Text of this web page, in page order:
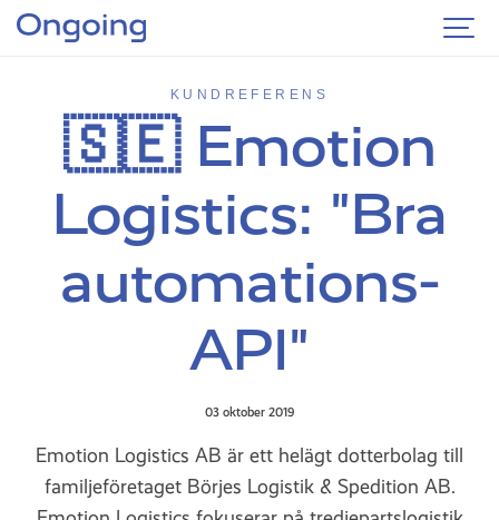
KUNDREFERENS
🇸🇪 Emotion
Logistics: "Bra
automations-
API"
03 oktober 2019
Emotion Logistics AB är ett helägt dotterbolag till
familjeföretaget Börjes Logistik & Spedition AB.